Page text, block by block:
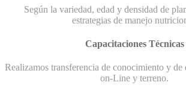
Según la variedad, edad y densidad de
estrategias de manejo
Capacitaciones Técnicas
Realizamos transferencia de conocimiento y de
on-Line y terreno.